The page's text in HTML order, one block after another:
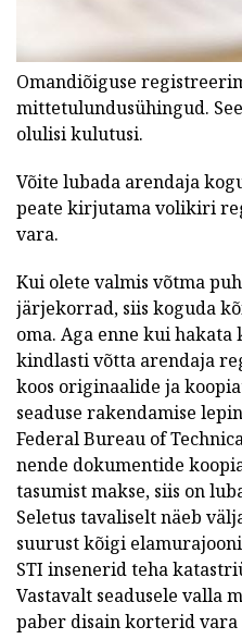
Omandiõiguse
mittetulundusühingud.
olulisi kulutusi.
Võite lubada arendaja
peate kirjutama volikiri
vara.
Kui olete valmis võtma
järjekorrad, siis koguda
oma. Aga enne kui
kindlasti võtta arendaja
koos originaalide ja
seaduse rakendamise
Federal Bureau of
nende dokumentide
tasumist makse, siis on
Seletus tavaliselt näeb
suurust kõigi
STI insenerid teha
Vastavalt seadusele valla
paber disain korterid vara